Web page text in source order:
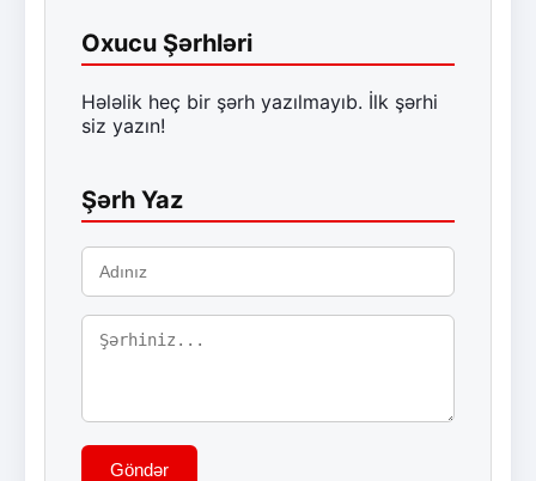
Oxucu Şərhləri
Hələlik heç bir şərh yazılmayıb. İlk şərhi
siz yazın!
Şərh Yaz
Göndər